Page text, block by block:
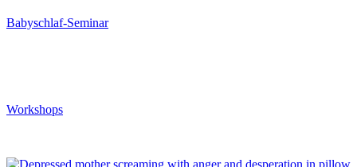
Babyschlaf-Seminar
Workshops